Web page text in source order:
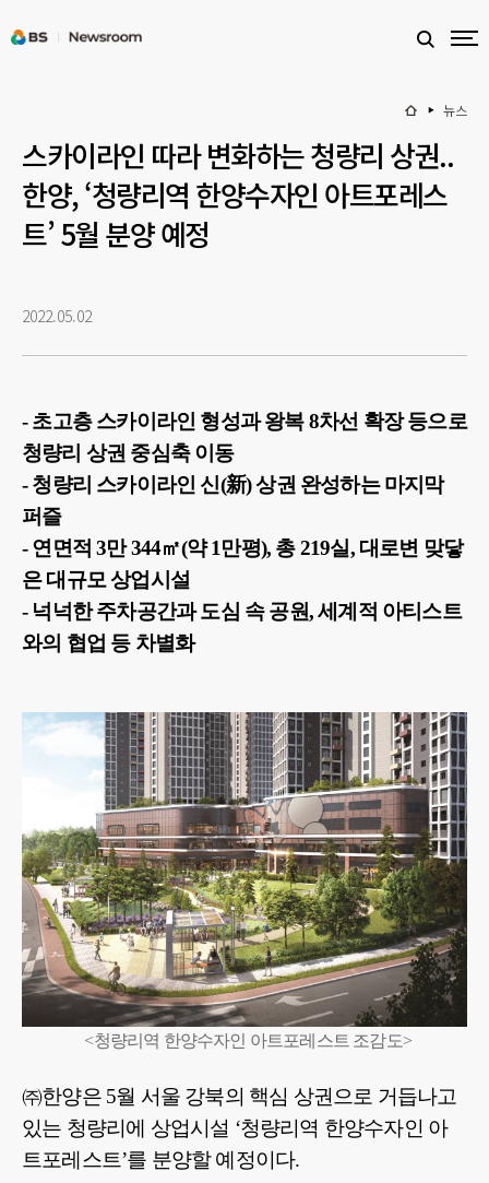
뉴스
스카이라인 따라 변화하는 청량리 상권..
한양, ‘청량리역 한양수자인 아트포레스
트’ 5월 분양 예정
2022.05.02
- 초고층 스카이라인 형성과 왕복 8차선 확장 등으로
청량리 상권 중심축 이동
- 청량리 스카이라인 신(新) 상권 완성하는 마지막
퍼즐
- 연면적 3만 344㎡(약 1만평), 총 219실, 대로변 맞닿
은 대규모 상업시 설
- 넉넉한 주차공간과 도심 속 공원, 세계적 아티스트
와의 협업 등 차별화
<청량리역 한양수자인 아트포레스트 조감도>
㈜한양은 5월 서울 강북의 핵심 상권으로 거듭나고
있는 청량리에 상업시설 ‘청량리역 한양수자인 아
트포레스트’를 분양할 예정이다.